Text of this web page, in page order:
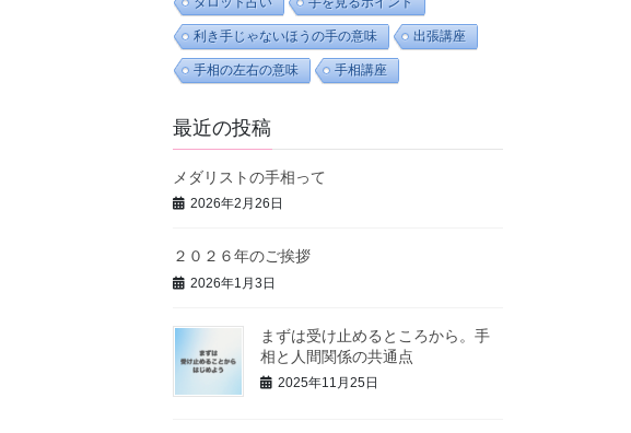
利き手じゃないほうの手の意味 出張講座
手相の左右の意味 手相講座
最近の投稿
メダリストの手相って
2026年2月26日
２０２６年のご挨拶
2026年1月3日
まずは受け止めるところから。手
相と人間関係の共通点
2025年11月25日